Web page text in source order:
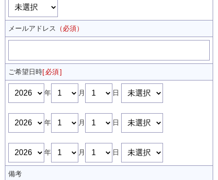
メールアドレス （必須）
ご希望日時 必須
年 月 日
年 月 日
年 月 日
備考